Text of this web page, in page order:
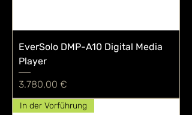
EverSolo DMP-A10 Digital Media
Player
Preis
3.780,00 €
In der Vorführung